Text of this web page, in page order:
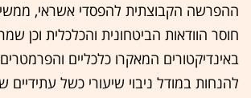
ההפרשה הקבוצתית להפסדי אשראי,
חוסר הוודאות הביטחונית והכלכלית וכן
באינדיקטורים המאקרו כלכליים
להנחות במודל ניבוי שיעורי כשל עתידיים